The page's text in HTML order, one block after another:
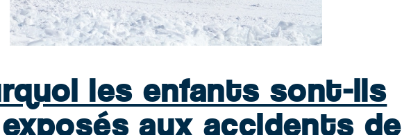
les enfants sont-ils
aux accidents de